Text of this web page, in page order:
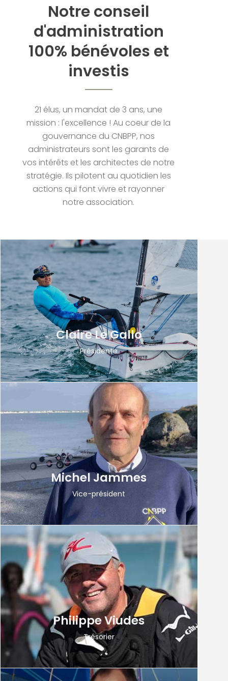
Notre conseil
d'administration
100% bénévoles et
investis
21 élus, un mandat de 3 ans, une
mission : l'excellence ! Au coeur de la
gouvernance du CNBPP, nos
administrateurs sont les garants de
vos intérêts et les architectes de notre
stratégie. Ils pilotent au quotidien les
actions qui font vivre et rayonner
notre association.
Claire Le Gallo
Présidente
Michel Jammes
Vice-président
Philippe Viudes
Trésorier